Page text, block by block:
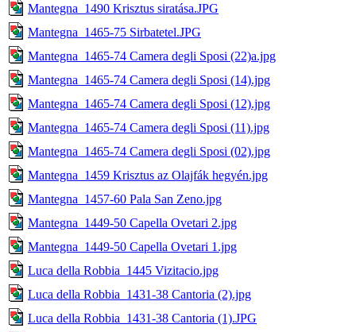
Mantegna_1490 Krisztus siratása.JPG
Mantegna_1465-75 Sirbatetel.JPG
Mantegna_1465-74 Camera degli Sposi (22)a.jpg
Mantegna_1465-74 Camera degli Sposi (14).jpg
Mantegna_1465-74 Camera degli Sposi (12).jpg
Mantegna_1465-74 Camera degli Sposi (11).jpg
Mantegna_1465-74 Camera degli Sposi (02).jpg
Mantegna_1459 Krisztus az Olajfák hegyén.jpg
Mantegna_1457-60 Pala San Zeno.jpg
Mantegna_1449-50 Capella Ovetari 2.jpg
Mantegna_1449-50 Capella Ovetari 1.jpg
Luca della Robbia_1445 Vizitacio.jpg
Luca della Robbia_1431-38 Cantoria (2).jpg
Luca della Robbia_1431-38 Cantoria (1).JPG